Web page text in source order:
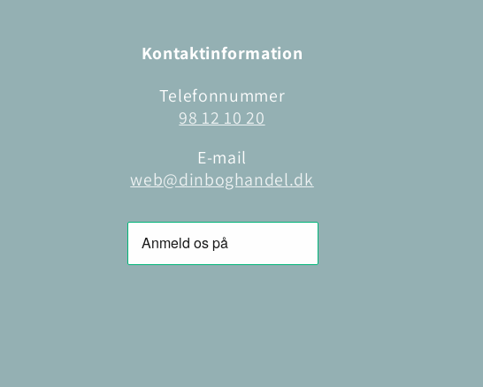
Kontaktinformation
Telefonnummer
98 12 10 20
E-mail
web@dinboghandel.dk